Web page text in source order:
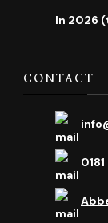
In 2026
CONTACT